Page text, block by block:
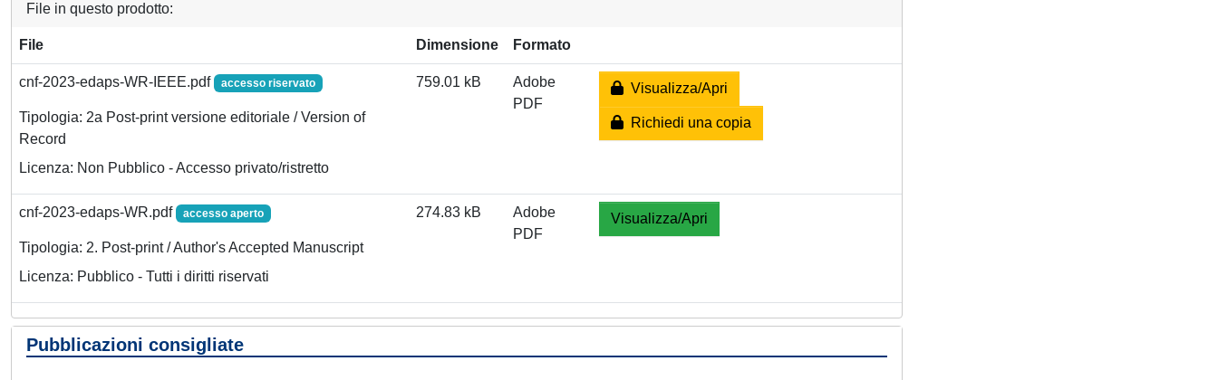
File in questo prodotto:
File Dimensione Formato
cnf-2023-edaps-WR-IEEE.pdf accesso riservato
Tipologia: 2a Post-print versione editoriale / Version of
Record
Licenza: Non Pubblico - Accesso privato/ristretto
759.01 kB
Adobe
PDF
Visualizza/Apri
Richiedi una copia
cnf-2023-edaps-WR.pdf accesso aperto
Tipologia: 2. Post-print / Author's Accepted Manuscript
Licenza: Pubblico - Tutti i diritti riservati
274.83 kB
Adobe
PDF
Visualizza/Apri
Pubblicazioni consigliate